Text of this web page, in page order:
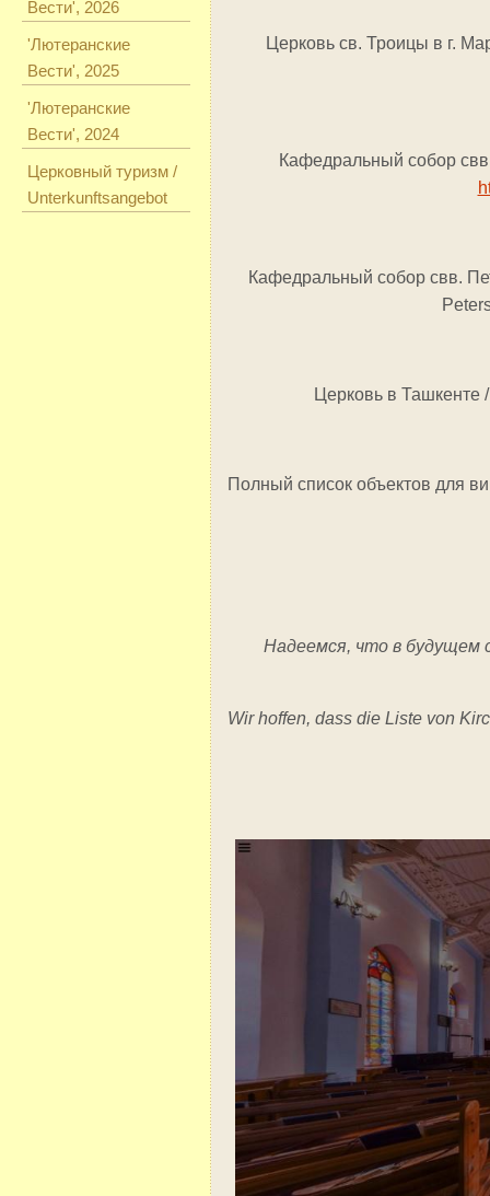
Вести', 2026
'Лютеранские
Вести', 2025
'Лютеранские
Вести', 2024
Церковный туризм /
Unterkunftsangebot
Церковь св. Троицы в г.
Кафедральный собор
Кафедральный собор свв.
Церковь в
Полный список объектов для
Надеемся, что в будущем
Wir hoffen, dass die Liste von